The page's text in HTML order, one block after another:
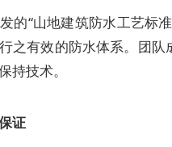
的“山地建筑防水工艺标
之有效的防水体系。团队
持技术。
证